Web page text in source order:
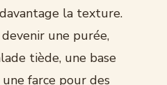
la texture.
une purée,
tiède, une base
farce pour des